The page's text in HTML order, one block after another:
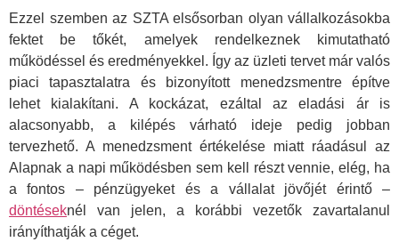
Ezzel szemben az SZTA elsősorban olyan vállalkozásokba
fektet be tőkét, amelyek rendelkeznek kimutatható
működéssel és eredményekkel. Így az üzleti tervet már valós
piaci tapasztalatra és bizonyított menedzsmentre építve
lehet kialakítani. A kockázat, ezáltal az eladási ár is
alacsonyabb, a kilépés várható ideje pedig jobban
tervezhető. A menedzsment értékelése miatt ráadásul az
Alapnak a napi működésben sem kell részt vennie, elég, ha
a fontos – pénzügyeket és a vállalat jövőjét érintő –
döntéseknél van jelen, a korábbi vezetők zavartalanul
irányíthatják a céget.